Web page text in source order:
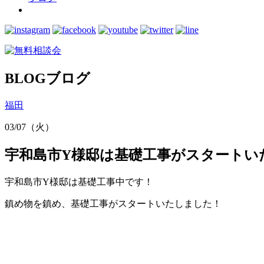
BLOGブログ
福田
03/07（火）
宇和島市Y様邸は基礎工事がスタートい
宇和島市Y様邸は基礎工事中です！
鎮め物を鎮め、基礎工事がスタートいたしました！